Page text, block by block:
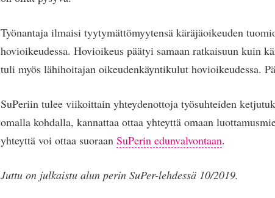
Työnantaja ilmaisi tyytymättömyytensä käräjäoikeuden
hovioikeudessa. Hovioikeus päätyi samaan ratkaisuun kuin
tuli myös lähihoitajan oikeudenkäyntikulut hovioikeudessa.
SuPeriin tulee viikoittain yhteydenottoja työsuhteiden
omalla kohdalla, kannattaa ottaa yhteyttä omaan
yhteyttä voi ottaa suoraan SuPerin edunvalvontaan.
Juttu on julkaistu alun perin SuPer-lehdessä 10/2019.